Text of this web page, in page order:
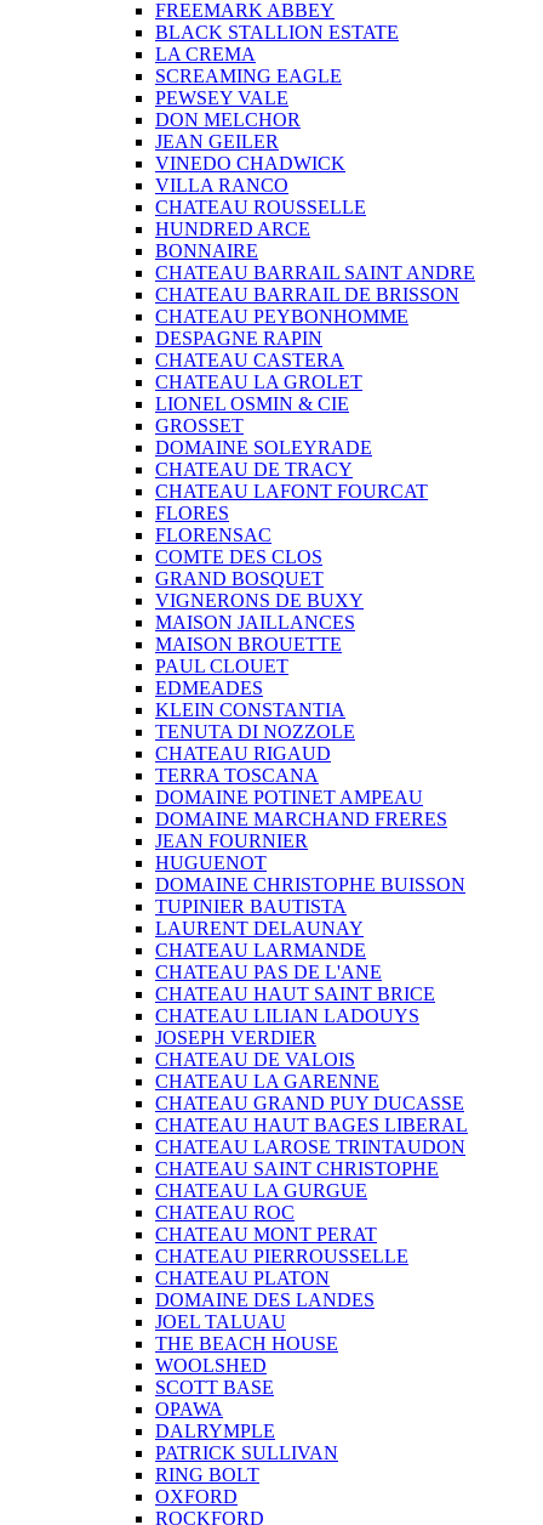
FREEMARK ABBEY
BLACK STALLION ESTATE
LA CREMA
SCREAMING EAGLE
PEWSEY VALE
DON MELCHOR
JEAN GEILER
VINEDO CHADWICK
VILLA RANCO
CHATEAU ROUSSELLE
HUNDRED ARCE
BONNAIRE
CHATEAU BARRAIL SAINT ANDRE
CHATEAU BARRAIL DE BRISSON
CHATEAU PEYBONHOMME
DESPAGNE RAPIN
CHATEAU CASTERA
CHATEAU LA GROLET
LIONEL OSMIN & CIE
GROSSET
DOMAINE SOLEYRADE
CHATEAU DE TRACY
CHATEAU LAFONT FOURCAT
FLORES
FLORENSAC
COMTE DES CLOS
GRAND BOSQUET
VIGNERONS DE BUXY
MAISON JAILLANCES
MAISON BROUETTE
PAUL CLOUET
EDMEADES
KLEIN CONSTANTIA
TENUTA DI NOZZOLE
CHATEAU RIGAUD
TERRA TOSCANA
DOMAINE POTINET AMPEAU
DOMAINE MARCHAND FRERES
JEAN FOURNIER
HUGUENOT
DOMAINE CHRISTOPHE BUISSON
TUPINIER BAUTISTA
LAURENT DELAUNAY
CHATEAU LARMANDE
CHATEAU PAS DE L'ANE
CHATEAU HAUT SAINT BRICE
CHATEAU LILIAN LADOUYS
JOSEPH VERDIER
CHATEAU DE VALOIS
CHATEAU LA GARENNE
CHATEAU GRAND PUY DUCASSE
CHATEAU HAUT BAGES LIBERAL
CHATEAU LAROSE TRINTAUDON
CHATEAU SAINT CHRISTOPHE
CHATEAU LA GURGUE
CHATEAU ROC
CHATEAU MONT PERAT
CHATEAU PIERROUSSELLE
CHATEAU PLATON
DOMAINE DES LANDES
JOEL TALUAU
THE BEACH HOUSE
WOOLSHED
SCOTT BASE
OPAWA
DALRYMPLE
PATRICK SULLIVAN
RING BOLT
OXFORD
ROCKFORD